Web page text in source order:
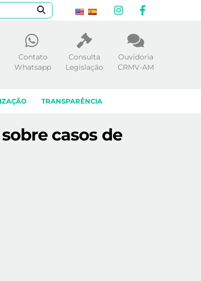
Contato
Whatsapp
Consulta
Legislação
Ouvidoria
CRMV-AM
Instagram
TRANSPARÊNCIA
casos de